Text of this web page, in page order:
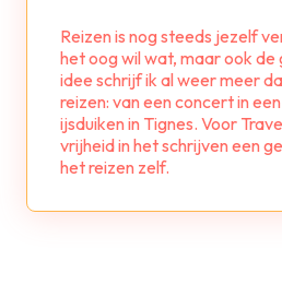
Reizen is nog steeds jezelf
het oog wil wat, maar ook de
idee schrijf ik al weer meer
reizen: van een concert in
ijsduiken in Tignes. Voor
vrijheid in het schrijven een
het reizen zelf.